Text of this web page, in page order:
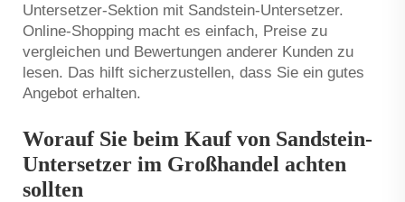
Untersetzer-Sektion mit Sandstein-Untersetzer.
Online-Shopping macht es einfach, Preise zu
vergleichen und Bewertungen anderer Kunden zu
lesen. Das hilft sicherzustellen, dass Sie ein gutes
Angebot erhalten.
Worauf Sie beim Kauf von Sandstein-
Untersetzer im Großhandel achten
sollten